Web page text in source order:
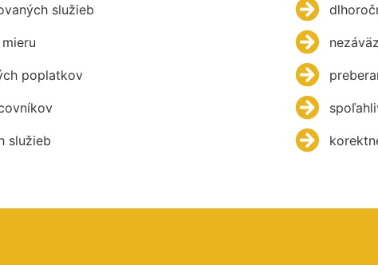
služieb
poplatkov
služieb